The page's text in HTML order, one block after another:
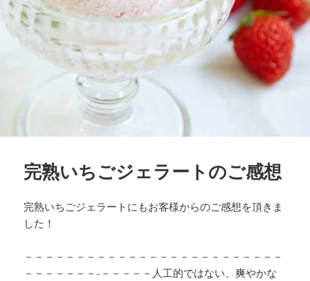
完熟いちごジェラートのご感想
完熟いちごジェラートにもお客様からのご感想を頂きま
した！
－－－－－－－－－－－－－－－－－－－－－－－－－
－－－－－－－-－－－－－人工的ではない、爽やかな